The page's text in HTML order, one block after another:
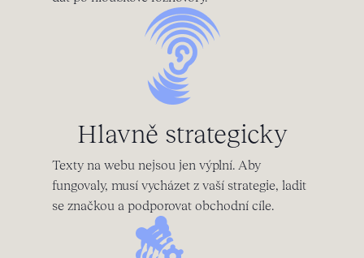
Hlavně strategicky
Texty na webu nejsou jen výplní. Aby
fungovaly, musí vycházet z vaší strategie, ladit
se značkou a podporovat obchodní cíle.